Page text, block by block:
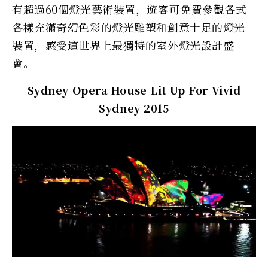
有超過60個燈光藝術裝置，遊客可免費參觀各式
各樣充滿奇幻色彩的燈光雕塑和創意十足的燈光
裝置，感受這世界上最獨特的室外燈光設計盛
會。
Sydney Opera House Lit Up For Vivid
Sydney 2015